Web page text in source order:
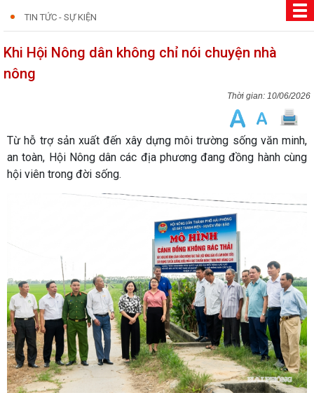
TIN TỨC - SỰ KIỆN
Khi Hội Nông dân không chỉ nói chuyện nhà
nông
10/06/2026
Từ hỗ trợ sản xuất đến xây dựng môi trường sống văn minh,
an toàn, Hội Nông dân các địa phương đang đồng hành cùng
hội viên trong đời sống.